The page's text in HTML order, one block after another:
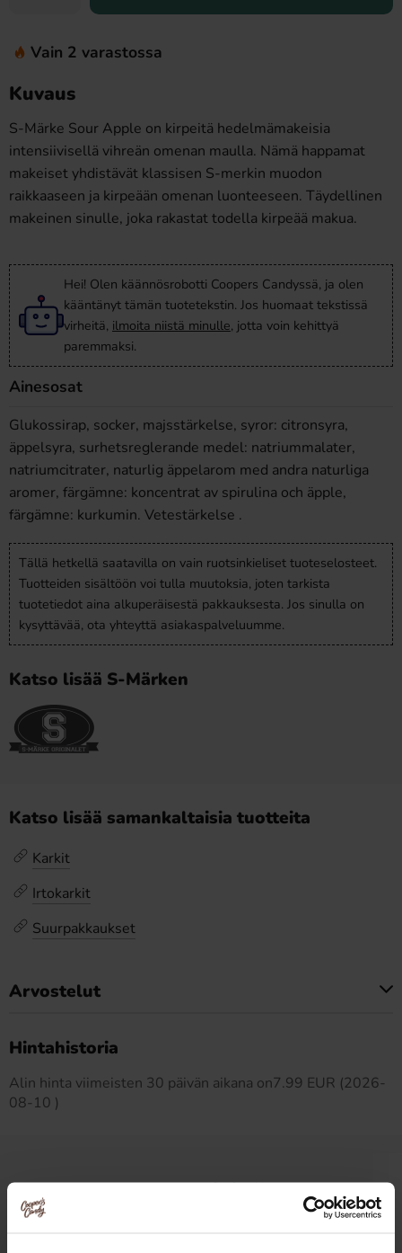
Vain 2 varastossa
Kuvaus
S-Märke Sour Apple on kirpeitä hedelmämakeisia
intensiivisellä vihreän omenan maulla. Nämä happamat
makeiset yhdistävät klassisen S-merkin muodon
raikkaaseen ja kirpeään omenan luonteeseen. Täydellinen
makeinen sinulle, joka rakastat todella kirpeää makua.
Hei! Olen käännösrobotti Coopers Candyssä, ja olen
kääntänyt tämän tuotetekstin. Jos huomaat tekstissä
virheitä, ilmoita niistä minulle, jotta voin kehittyä
paremmaksi.
Ainesosat
Glukossirap, socker, majsstärkelse, syror: citronsyra,
äppelsyra, surhetsreglerande medel: natriummalater,
natriumcitrater, naturlig äppelarom med andra naturliga
aromer, färgämne: koncentrat av spirulina och äpple,
färgämne: kurkumin. Vetestärkelse .
Tällä hetkellä saatavilla on vain ruotsinkieliset tuoteselosteet.
Tuotteiden sisältöön voi tulla muutoksia, joten tarkista
tuotetiedot aina alkuperäisestä pakkauksesta. Jos sinulla on
kysyttävää, ota yhteyttä asiakaspalveluumme.
Katso lisää S-Märken
Katso lisää samankaltaisia tuotteita
Karkit
Irtokarkit
Suurpakkaukset
Arvostelut
Hintahistoria
Alin hinta viimeisten 30 päivän aikana on7.99 EUR (2026-
08-10 )
Muut pitivät